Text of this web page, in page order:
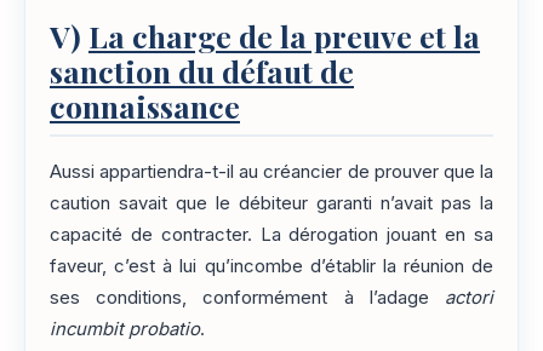
V) La charge de la preuve et la
sanction du défaut de
connaissance
Aussi appartiendra-t-il au créancier de prouver que la
caution savait que le débiteur garanti n’avait pas la
capacité de contracter. La dérogation jouant en sa
faveur, c’est à lui qu’incombe d’établir la réunion de
ses conditions, conformément à l’adage actori
incumbit probatio.